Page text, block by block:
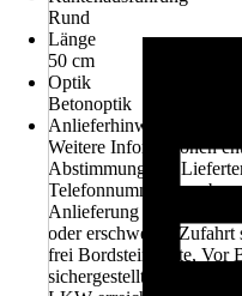
Rund
Länge
50 cm
Optik
Betonoptik
Anlieferhinweis
Weitere Informationen
Abstimmung des
Telefonnummer
Anlieferung erfolgt mit
oder erschwerter
frei Bordsteinkante, Vor
sichergestellt sein, dass